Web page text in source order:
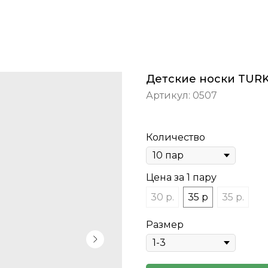
Детские носки
Артикул: 0507
Количество
Цена за 1 пару
30 р.
35 р 35 р.
Размер